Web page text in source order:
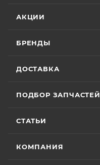
АКЦИИ
БРЕНДЫ
ДОСТАВКА
ПОДБОР ЗАПЧАСТЕЙ
СТАТЬИ
КОМПАНИЯ